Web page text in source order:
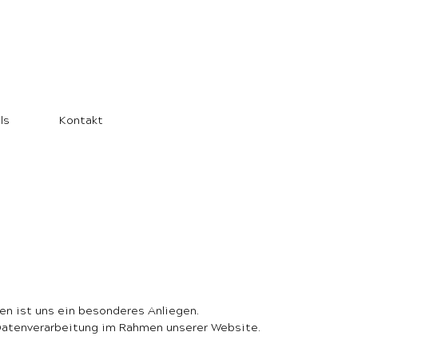
Kontakt
ist uns ein besonderes Anliegen.
im Rahmen unserer Website.